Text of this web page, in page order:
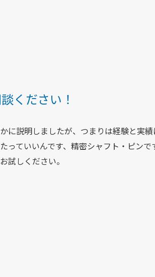
ください！
に説明しましたが、つまりは経験と実
っていいんです、精密シャフト・ピン
試しください。